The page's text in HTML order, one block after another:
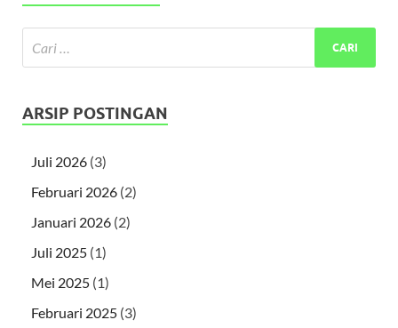
ARSIP POSTINGAN
Juli 2026 (3)
Februari 2026 (2)
Januari 2026 (2)
Juli 2025 (1)
Mei 2025 (1)
Februari 2025 (3)